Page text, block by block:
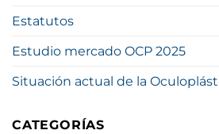
Estatutos
Estudio mercado OCP 2025
Situación actual de la
CATEGORÍAS